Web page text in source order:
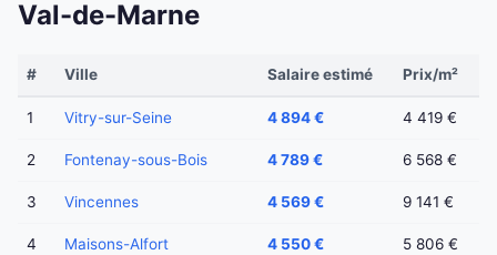
Val-de-Marne
# Ville Salaire estimé Prix/m²
1 Vitry-sur-Seine 4 894 € 4 419 €
2 Fontenay-sous-Bois 4 789 € 6 568 €
3 Vincennes 4 569 € 9 141 €
4 Maisons-Alfort 4 550 € 5 806 €